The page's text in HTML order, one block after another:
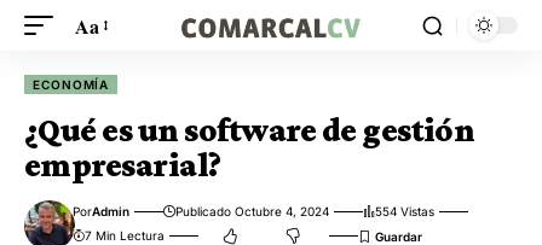
Aa
ECONOMÍA
¿Qué es un software de gestión
empresarial?
PorAdmin Publicado Octubre 4, 2024
554 Vistas
7 Min Lectura